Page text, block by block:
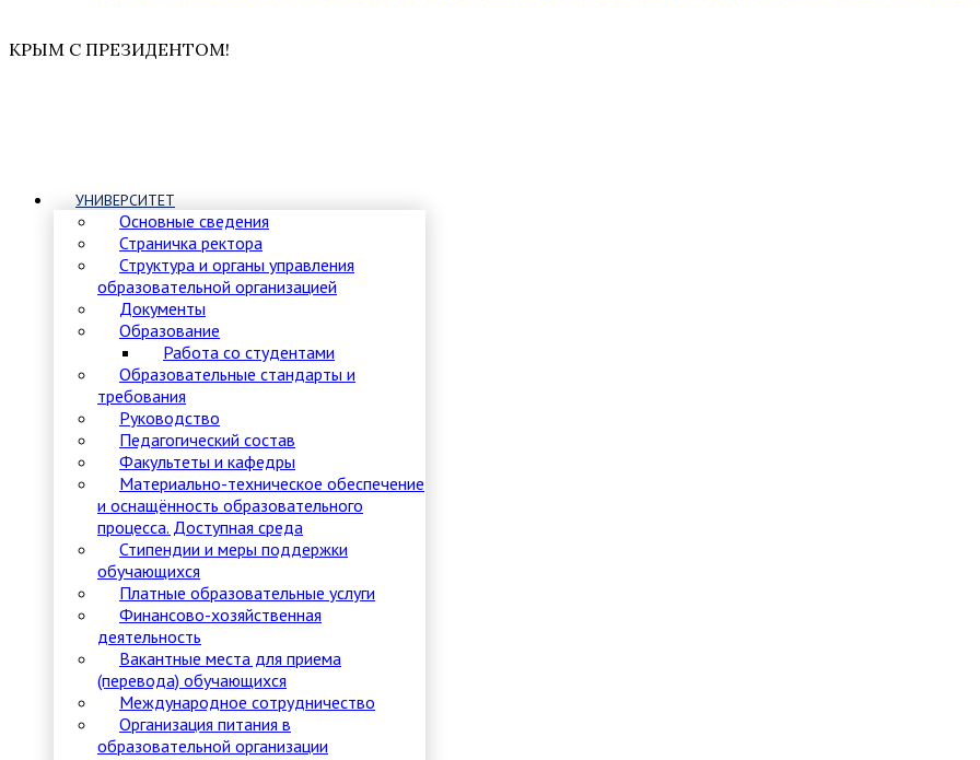
КРЫМ С ПРЕЗИДЕНТОМ!
УНИВЕРСИТЕТ
Основные сведения
Страничка ректора
Структура и органы управления
образовательной организацией
Документы
Образование
Работа со студентами
Образовательные стандарты и
требования
Руководство
Педагогический состав
Факультеты и кафедры
Материально-техническое обеспечение
и оснащённость образовательного
процесса. Доступная среда
Стипендии и меры поддержки
обучающихся
Платные образовательные услуги
Финансово-хозяйственная
деятельность
Вакантные места для приема
(перевода) обучающихся
Международное сотрудничество
Организация питания в
образовательной организации